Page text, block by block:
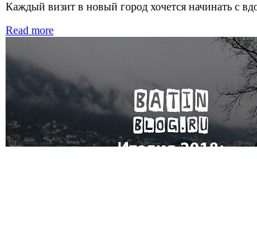
Каждый визит в новый город хочется начинать с
Read more